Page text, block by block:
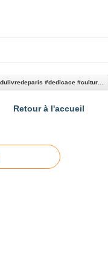
Retour à l'accueil